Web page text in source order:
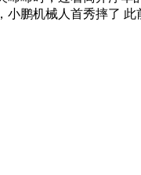
鹏机械人首秀摔了